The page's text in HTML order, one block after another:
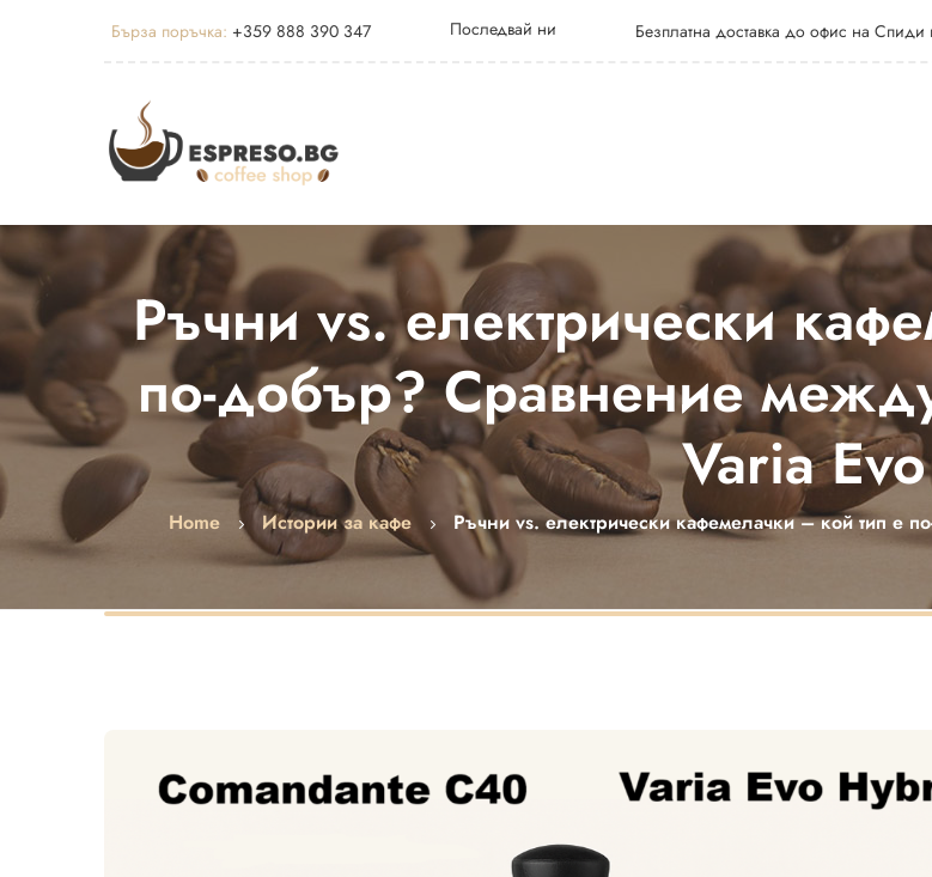
Бърза поръчка: +359 888 390 347 Последвай ни Безплатна доставка до офис на
Ръчни vs. електрически
по-добър? Сравнение
Varia Evo
Home Истории за кафе Ръчни vs. електрически кафемелачки – кой тип е